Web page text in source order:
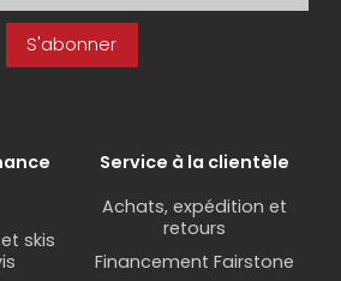
S'abonner
skis
Service à la clientèle
Achats, expédition et
retours
Financement Fairstone